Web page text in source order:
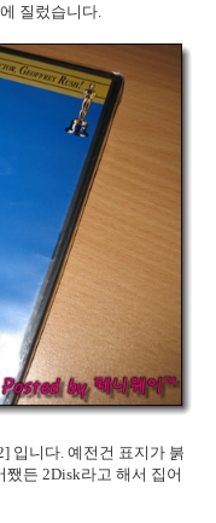
질렀습니다.
입니다. 예전건 표지가 붉
든 2Disk라고 해서 집어